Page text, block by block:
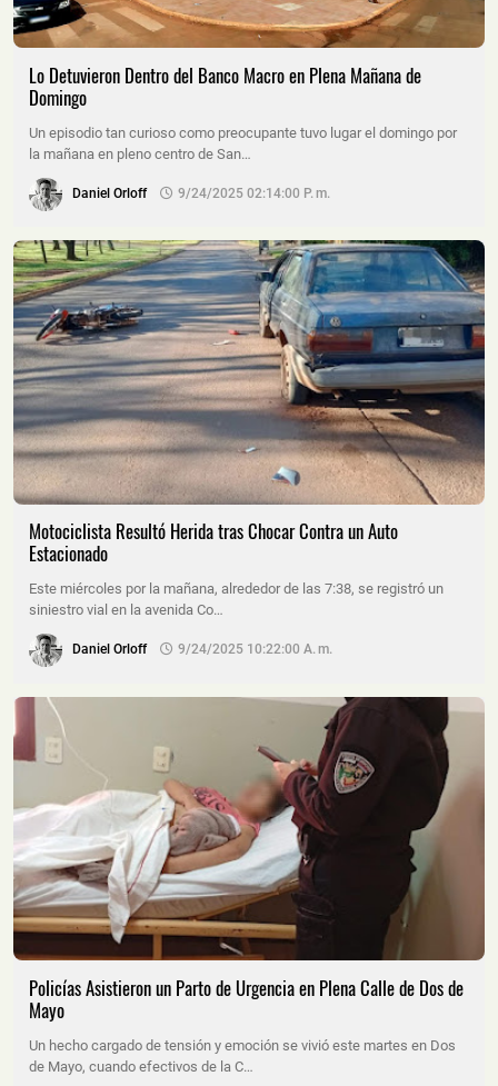
Lo Detuvieron Dentro del Banco Macro en Plena Mañana de
Domingo
Un episodio tan curioso como preocupante tuvo lugar el domingo por
la mañana en pleno centro de San…
Daniel Orloff 9/24/2025 02:14:00 P. M.
Motociclista Resultó Herida tras Chocar Contra un Auto
Estacionado
Este miércoles por la mañana, alrededor de las 7:38, se registró un
siniestro vial en la avenida Co…
Daniel Orloff 9/24/2025 10:22:00 A. M.
Policías Asistieron un Parto de Urgencia en Plena Calle de Dos de
Mayo
Un hecho cargado de tensión y emoción se vivió este martes en Dos
de Mayo, cuando efectivos de la C…